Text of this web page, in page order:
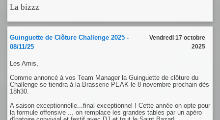
La bizzz
Guinguette de Clôture Challenge 2025 -
08/11/25
Vendredi 17 octobre
2025
Les Amis,
Comme annoncé à vos Team Manager la Guinguette de clôture du
Challenge se tiendra à la Brasserie PEAK le 8 novembre prochain dès
18h30.
A saison exceptionnelle...final exceptionnel ! Cette année on opte pour
la formule offensive ... on remplace les grandes tables par un apéro